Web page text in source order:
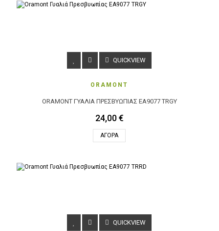
QUICKVIEW
ORAMONT
ORAMONT ΓΥΑΛΙΆ ΠΡΕΣΒΥΩΠΊΑΣ EA9077 TRGY
24,00 €
ΑΓΟΡΆ
QUICKVIEW